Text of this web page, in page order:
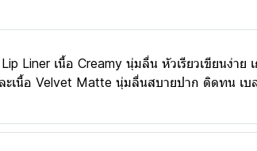
เนื้อ Creamy นุ่มลื่น หัวเรียวเขียนง่าย
เนื้อ Velvet Matte นุ่มลื่นสบายปาก ติดทน เบ